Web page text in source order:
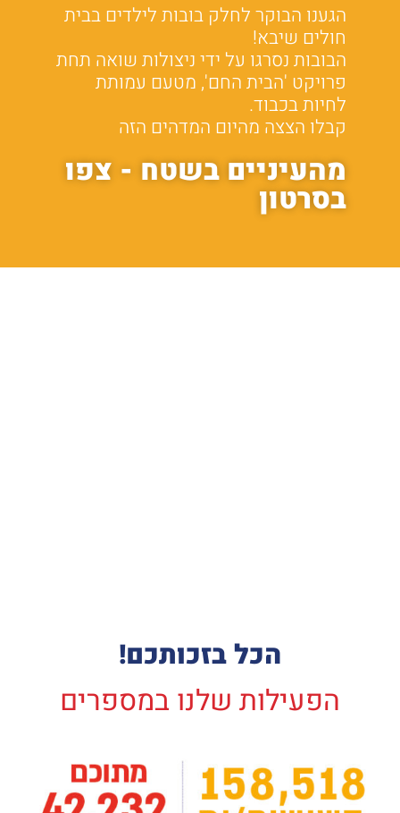
הגענו הבוקר לחלק בובות לילדים בבית
חולים שיבא!
הבובות נסרגו על ידי ניצולות שואה תחת
פרויקט 'הבית החם', מטעם עמותת
לחיות בכבוד.
קבלו הצצה מהיום המדהים הזה
מהעיניים בשטח - צפו
בסרטון
הכל בזכותכם!
הפעילות שלנו במספרים